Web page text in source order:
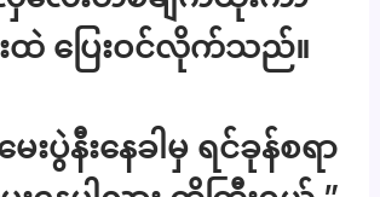
ထဲ ပြေးဝင်လိုက်သည်။
ေးပွဲနီးနေခါမှ ရင်ခုန်စရာ